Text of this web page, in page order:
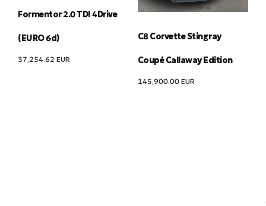
Formentor 2.0 TDI 4Drive
(EURO 6d)
37,254.62 EUR
C8 Corvette Stingray
Coupé Callaway Edition
145,900.00 EUR